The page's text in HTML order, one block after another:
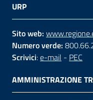
su
URP
Sito web:
Numero verde:
Scrivici:e-mail - PEC
AMMINISTRAZIONE